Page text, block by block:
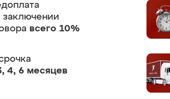
заключении
всего 10%
4, 6 месяцев